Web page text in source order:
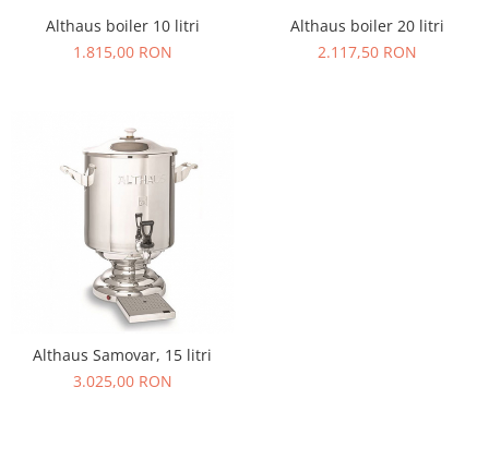
Althaus boiler 10 litri
1.815,00 RON
Althaus boiler 20 litri
2.117,50 RON
Althaus Samovar, 15 litri
3.025,00 RON